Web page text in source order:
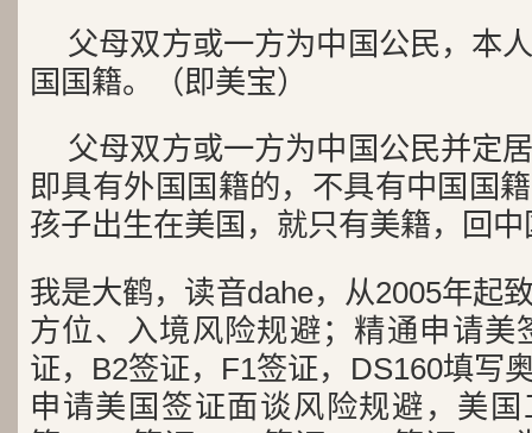
父母双方或一方为中国公民，本
国国籍。（即美宝）
父母双方或一方为中国公民并定
即具有外国国籍的，不具有中国国
孩子出生在美国，就只有美籍，回
我是大鹤，读音dahe，从2005年起
方位、入境风险规避；精通申请美
证，B2签证，F1签证，DS160填写
申请美国签证面谈风险规避，美